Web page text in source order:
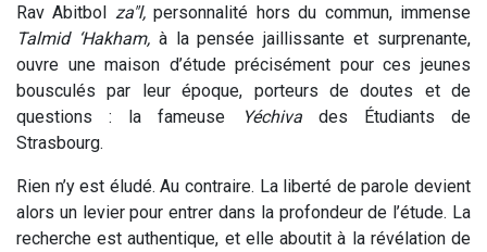
Rav Abitbol za"l,personnalité hors du commun, immense
Talmid ‘Hakham,à la pensée jaillissante et surprenante,
ouvre une maison d’étude précisément pour ces jeunes
bousculés par leur époque, porteurs de doutes et de
questions : la fameuse
Yéchivades Étudiants de
Strasbourg.
Rien n’y est éludé. Au contraire. La liberté de parole devient
alors un levier pour entrer dans la profondeur de l’étude. La
recherche est authentique, et elle aboutit à la révélation de